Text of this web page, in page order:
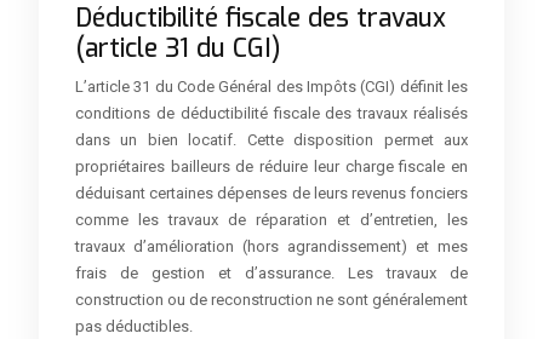
Déductibilité fiscale des travaux
(article 31 du CGI)
L’article 31 du Code Général des Impôts (CGI) définit les
conditions de déductibilité fiscale des travaux réalisés
dans un bien locatif. Cette disposition permet aux
propriétaires bailleurs de réduire leur charge fiscale en
déduisant certaines dépenses de leurs revenus fonciers
comme les travaux de réparation et d’entretien, les
travaux d’amélioration (hors agrandissement) et mes
frais de gestion et d’assurance. Les travaux de
construction ou de reconstruction ne sont généralement
pas déductibles.